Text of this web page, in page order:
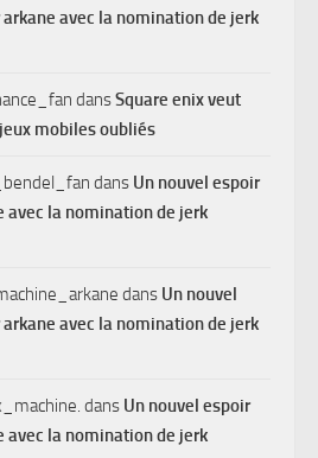
avec la nomination de jerk
dansSquare enix veut
mobiles oubliés
dans Un nouvel espoir
avec la nomination de jerk
dans Un nouvel
avec la nomination de jerk
dans Un nouvel espoir
avec la nomination de jerk